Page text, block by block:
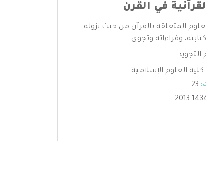
في القرن
المتعلقة بالقرآن من حيث نزوله
وقراءاته وتجوي ...
التجويد
العلوم الإسلامية